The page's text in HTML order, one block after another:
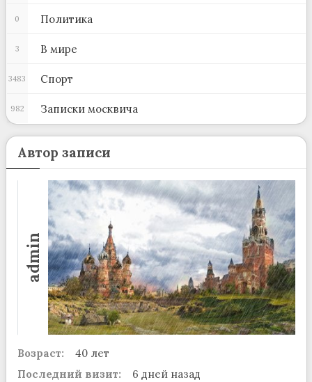
Политика
0
В мире
3
Спорт
3483
Записки москвича
982
Автор записи
admin
Возраст:
40 лет
Последний визит:
6 дней назад